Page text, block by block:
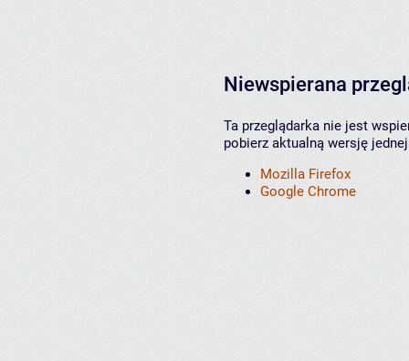
Niewspierana
Ta przeglądarka nie jest
pobierz aktualną wersję
Mozilla Firefox
Google Chrome